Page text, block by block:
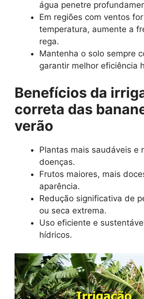
água penetre
Em regiões com ventos
temperatura, aumente a
rega.
Mantenha o solo sempre
garantir melhor eficiência
Benefícios da
correta das
verão
Plantas mais saudáveis e
doenças.
Frutos maiores, mais
aparência.
Redução significativa de
ou seca extrema.
Uso eficiente e
hídricos.